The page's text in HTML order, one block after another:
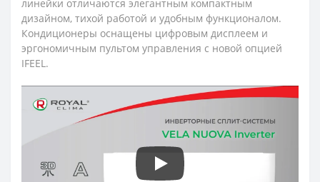
линейки отличаются элегантным компактным
дизайном, тихой работой и удобным функционалом.
Кондиционеры оснащены цифровым дисплеем и
эргономичным пультом управления с новой опцией
IFEEL.